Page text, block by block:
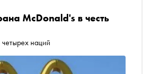
McDonald's в честь
наций